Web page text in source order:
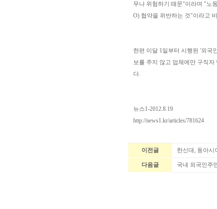
무나 위험하기 때문"이라며 "노
O) 협약을 위반하는 것"이라고
한편 이달 1일부터 시행된 '외국
보를 주지 않고 업체에만 구직
다.
뉴스1-2012.8.19
http://news1.kr/articles/781624
이전글 한신대, 동아시
다음글 국내 외국인주